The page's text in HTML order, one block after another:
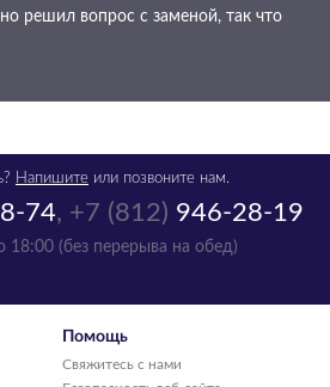
решил вопрос с заменой, так что
74, +7 (812) 946-28-19
18:00 (без перерыва на обед)
Напишите или позвоните нам.
Помощь
Свяжитесь с нами